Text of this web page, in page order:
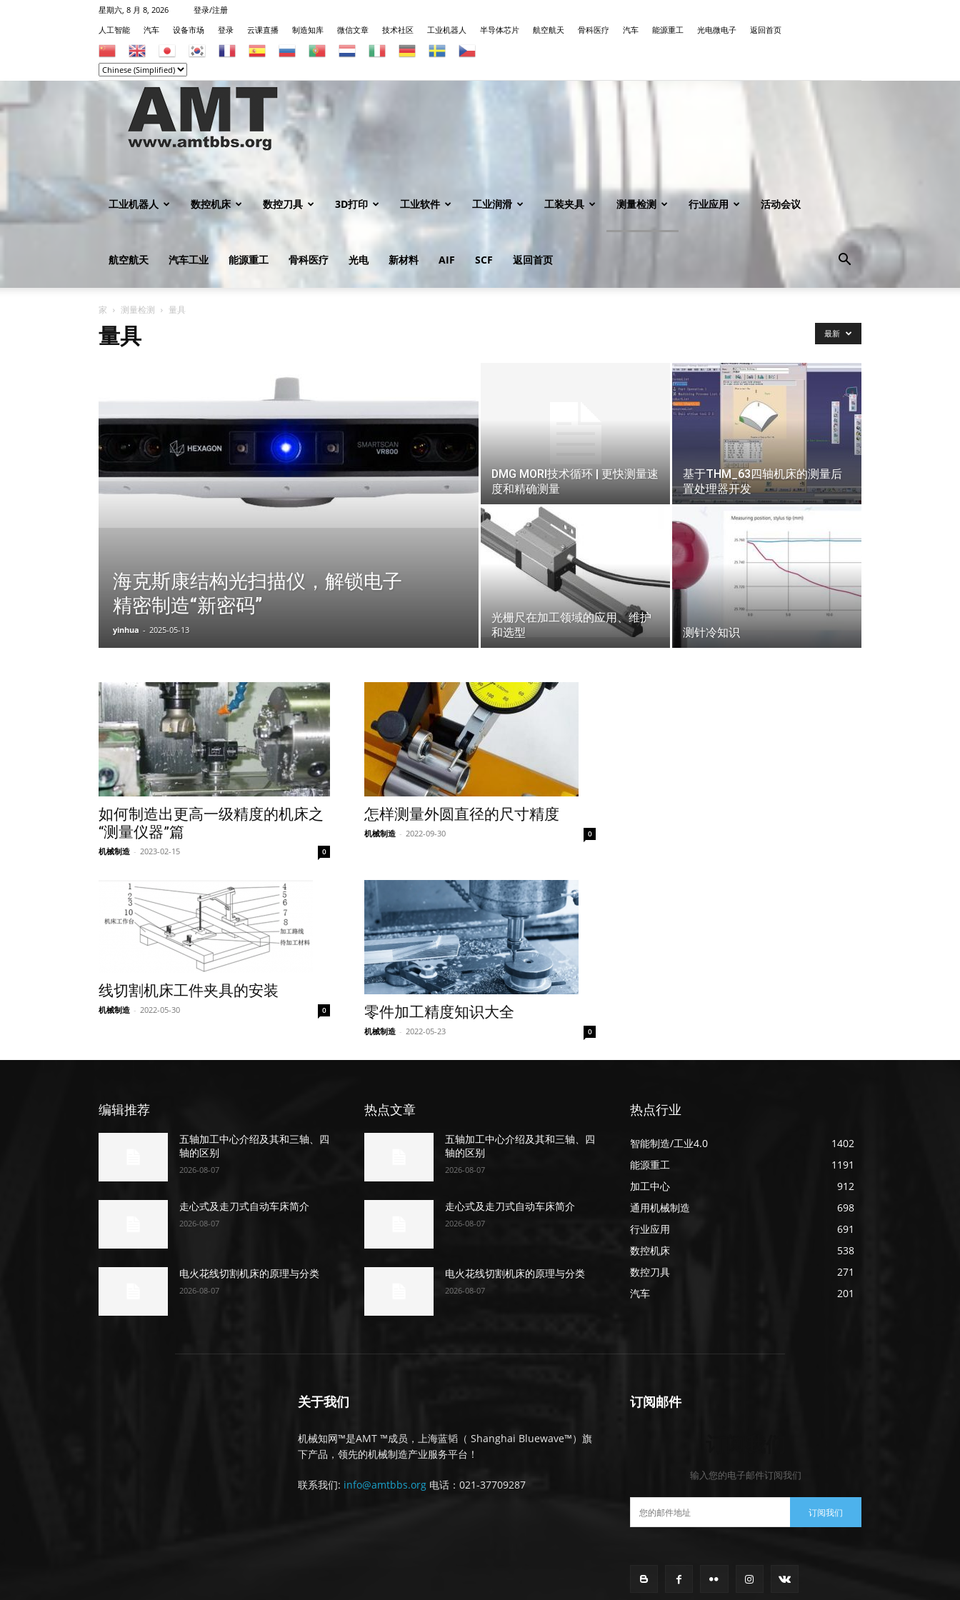
星期六, 8 月 8, 2026
登录/注册
人工智能
汽车 设备市场 登录 云课直播 制造知库 微信文章 技术社区 工业机器人 半导体芯片 航空航天 骨科医疗 汽车 能源重工 光电微电子 返回首页
机
知
工业机器人 数控机床 数控刀具 3D打印 工业软件 工业润滑 工装夹具 测量检测 行业应用 活动会议
航空航天 汽车工业 能源重工 骨科医疗 光电 新材料 AIF SCF 返回首页
家 测量检测 量具
量具 最新
海克斯康结构光扫描仪，解锁电子
精密制造“新密码”
yinhua - 2025-05-13
DMG MORI技术循环 | 更快测量速
度和精确测量
基于THM_63四轴机床的测量后
置处理器开发
光栅尺在加工领域的应用、维护
和选型
测针冷知识
如何制造出更高一级精度的机床之
“测量仪器”篇
机械制造 - 2023-02-15 0
怎样测量外圆直径的尺寸精度
机械制造 - 2022-09-30 0
线切割机床工件夹具的安装
机械制造 - 2022-05-30 0 零件加工精度知识大全
机械制造 - 2022-05-23 0
编辑推荐
五轴加工中心介绍及其和三轴、四
轴的区别
2026-08-07
走心式及走刀式自动车床简介
2026-08-07
电火花线切割机床的原理与分类
2026-08-07
热点文章
五轴加工中心介绍及其和三轴、四
轴的区别
2026-08-07
走心式及走刀式自动车床简介
2026-08-07
电火花线切割机床的原理与分类
2026-08-07
热点行业
智能制造/工业4.0
1402
能源重工
1191
加工中心
912
通用机械制造
698
行业应用
691
数控机床
538
数控刀具
271
汽车
201
关于我们
机械知网™是AMT ™成员，上海蓝韬（ Shanghai Bluewave™）旗
下产品，领先的机械制造产业服务平台！
联系我们: info@amtbbs.org 电话：021-37709287
订阅邮件
输入您的电子邮件订阅我们
订阅我们